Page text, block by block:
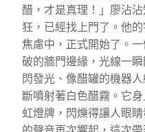
醋，才是真理！」廖沾
狂，已經找上門了。他
焦慮中，正式開始了。
破的牆門邊緣，光線一
閃發光、像醋罐的機器
斷噴射著白色醋霧。它
虹燈牌，閃爍得讓人眼